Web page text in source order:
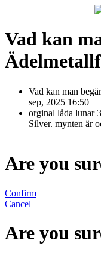
Vad kan
Vad kan man
sep, 2025 16:50
orginal låda lunar
Silver. mynten är
Are you
Confirm
Cancel
Are you